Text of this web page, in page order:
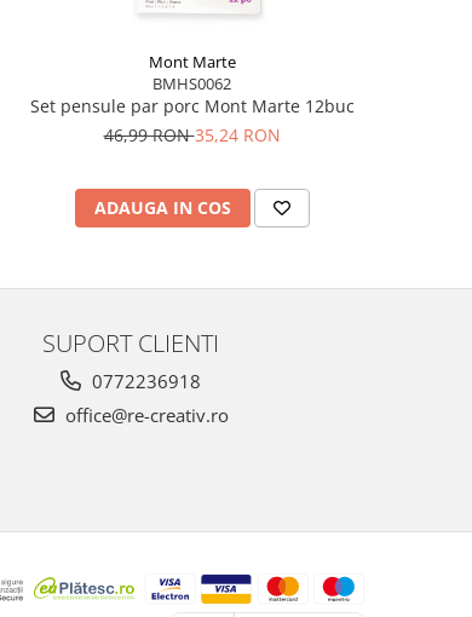
Mont Marte
BMHS0062
Set pensule par porc Mont Marte 12buc
46,99 RON35,24 RON
ADAUGA IN COS
SUPORT CLIENTI
0772236918
office@re-creativ.ro